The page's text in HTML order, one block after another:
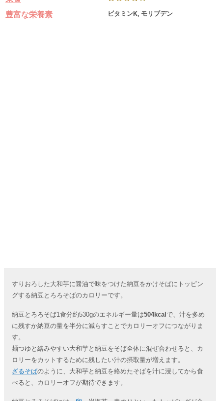
豊富な栄養素
ビタミンK, モリブデン
すりおろした大和芋に醤油で味をつけた納豆をかけそばにトッピン
グする納豆とろろそばのカロリーです。
納豆とろろそば1食分約530gのエネルギー量は504kcal で、汁を多め
に残すか納豆の量を半分に減らすことでカロリーオフにつながりま
す。
麺つゆと絡みやすい大和芋と納豆をそば全体に混ぜ合わせると、カ
ロリーをカットするために残したい汁の摂取量が増えます。
ざるそばのように、大和芋と納豆を絡めたそばを汁に浸してから食
べると、カロリーオフが期待できます。